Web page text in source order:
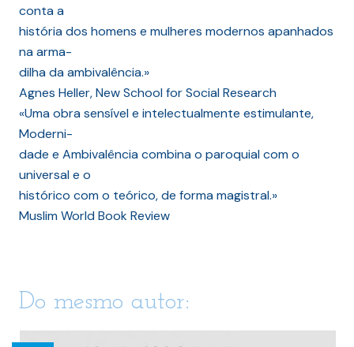
conta a
história dos homens e mulheres modernos apanhados
na arma-
dilha da ambivalência.»
Agnes Heller, New School for Social Research
«Uma obra sensível e intelectualmente estimulante,
Moderni-
dade e Ambivalência combina o paroquial com o
universal e o
histórico com o teórico, de forma magistral.»
Muslim World Book Review
Do mesmo autor: